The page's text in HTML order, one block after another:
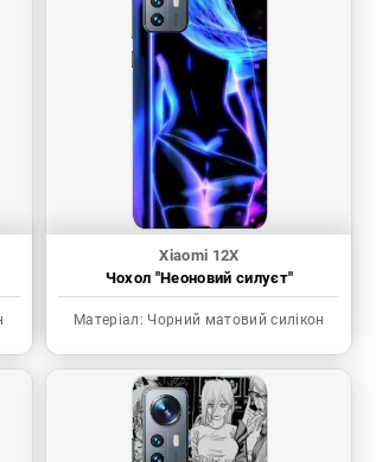
Xiaomi 12X
Чохол "Неоновий силуєт"
Матеріал: Чорний матовий силікон